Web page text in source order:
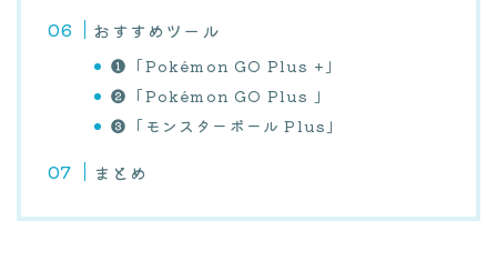
おすすめツール
❶「Pokémon GO Plus +」
❷「Pokémon GO Plus 」
❸「モンスターボール Plus」
まとめ